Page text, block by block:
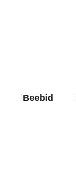
Beebid